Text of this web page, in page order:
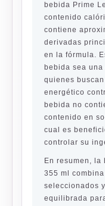
bebida Prime
contenido
contiene
derivadas
en la fórmula.
bebida sea
quienes
energético
bebida no
contenido en
cual es
controlar su
En resumen, la
355 ml
seleccionados
equilibrada